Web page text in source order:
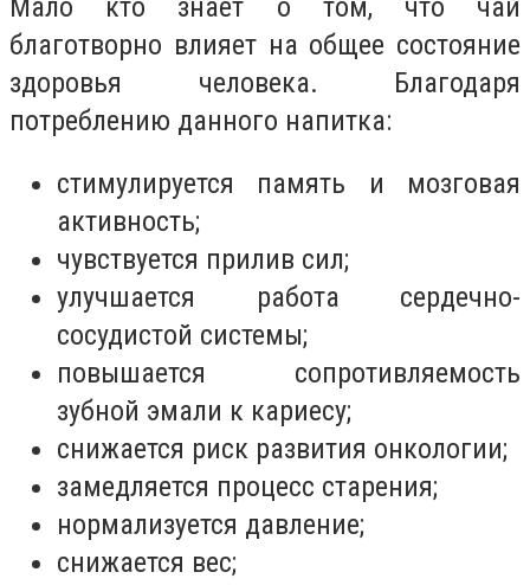
благотворно влияет на общее состояние
здоровья человека. Благодаря
потреблению данного напитка:
стимулируется память и мозговая
активность;
чувствуется прилив сил;
улучшается работа сердечно-
сосудистой системы;
повышается сопротивляемость
зубной эмали к кариесу;
снижается риск развития онкологии;
замедляется процесс старения;
нормализуется давление;
снижается вес;